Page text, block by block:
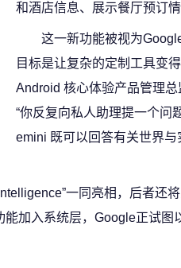
和酒店信息、展示餐厅预订
这一新功能被视为
目标是让复杂的定制工具变
Android 核心体验产品管理
“你反复向私人助理提一个问
emini 既可以回答有关世界
一同亮相，后者还
加入系统层，Google正试图